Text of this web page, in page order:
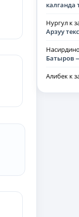
калганда
Нургул к
Арзуу
Батыров
Алибек к